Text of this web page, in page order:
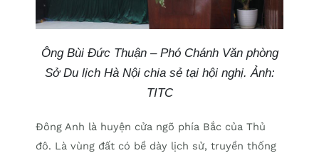
Ông Bùi Đức Thuận – Phó Chánh Văn phòng
Sở Du lịch Hà Nội chia sẻ tại hội nghị. Ảnh:
TITC
Đông Anh là huyện cửa ngõ phía Bắc của Thủ
đô. Là vùng đất có bề dày lịch sử, truyền thống